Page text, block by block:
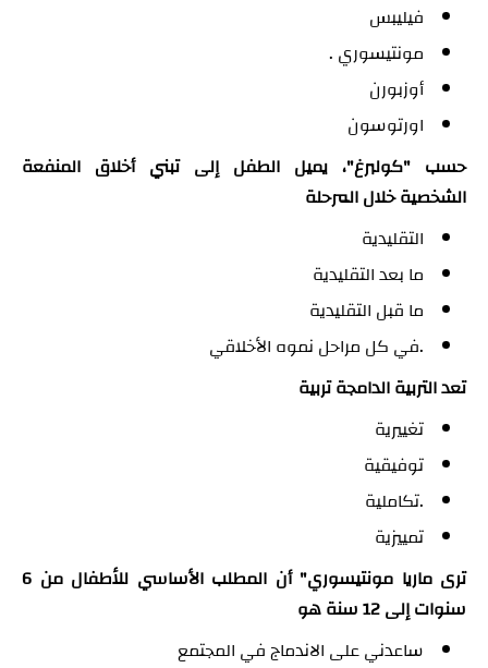
فيليبس
مونتيسوري .
أوزبورن
اورتوسون
حسب "كولبرغ"، يميل الطفل إلى تبني أخلاق المنفعة
الشخصية خلال المرحلة
التقليدية
ما بعد التقليدية
ما قبل التقليدية
.في كل مراحل نموه الأخلاقي
تعد التربية الدامجة تربية
تغييرية
توفيقية
.تكاملية
تمييزية
ترى ماريا مونتيسوري" أن المطلب الأساسي للأطفال من 6
سنوات إلى 12 سنة هو
ساعدني على الاندماج في المجتمع